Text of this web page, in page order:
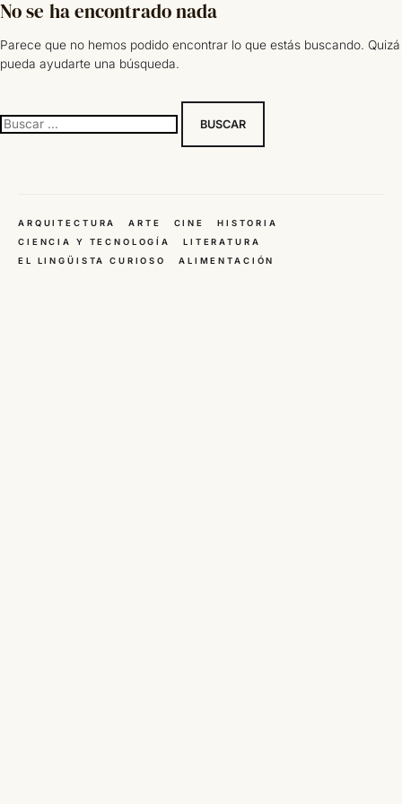
Saltar
contenido
No se ha encontrado nada
Parece que no hemos podido encontrar lo que estás buscando. Quizá
pueda ayudarte una búsqueda.
ARQUITECTURA ARTE CINE
HISTORIA
CIENCIA Y TECNOLOGÍA
LITERATURA
EL LINGÜISTA CURIOSO
ALIMENTACIÓN